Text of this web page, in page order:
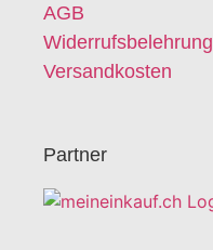
AGB
Widerrufsbelehrung
Versandkosten
Partner